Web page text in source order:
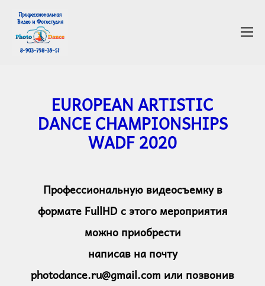
EUROPEAN ARTISTIC
DANCE CHAMPIONSHIPS
WADF 2020
Профессиональную видеосъемку в
формате FullHD с этого мероприятия
можно приобрести
написав на почту
photodance.ru@gmail.com или позвонив